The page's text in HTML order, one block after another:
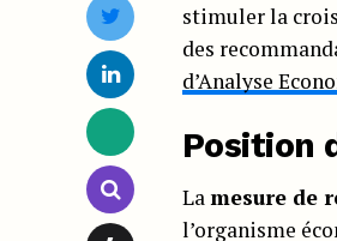
stimuler la
des
d’Analyse
Position
La mesure de
l’organisme